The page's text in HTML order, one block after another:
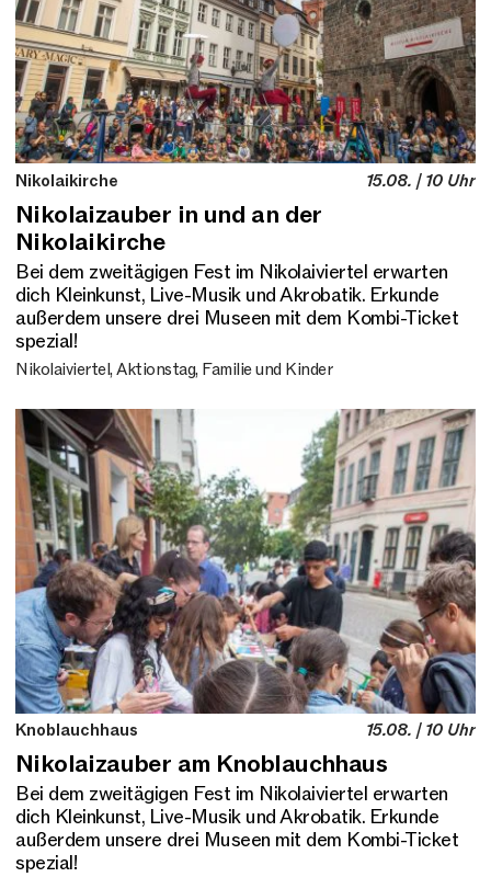
Nikolaikirche 15.08. | 10 Uhr
Nikolaizauber in und an der
Nikolaikirche
Bei dem zweitägigen Fest im Nikolaiviertel erwarten
dich Kleinkunst, Live-Musik und Akrobatik. Erkunde
außerdem unsere drei Museen mit dem Kombi-Ticket
spezial!
Nikolaiviertel, Aktionstag, Familie und Kinder
Knoblauchhaus 15.08. | 10 Uhr
Nikolaizauber am Knoblauchhaus
Bei dem zweitägigen Fest im Nikolaiviertel erwarten
dich Kleinkunst, Live-Musik und Akrobatik. Erkunde
außerdem unsere drei Museen mit dem Kombi-Ticket
spezial!